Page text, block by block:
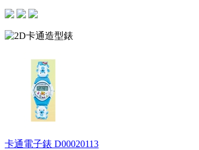
卡通電子錶 D00020113